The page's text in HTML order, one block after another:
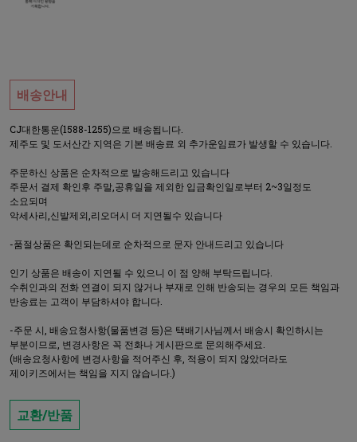
배송안내
CJ대한통운(1588-1255)으로 배송됩니다.
제주도 및 도서산간 지역은 기본 배송료 외 추가운임료가 발생할 수 있습니다.
주문하신 상품은 순차적으로 발송해드리고 있습니다
주문서 결제 확인후 주말,공휴일을 제외한 입금확인일로부터 2~3일정도
소요되며
악세사리,신발제외,리오더시 더 지연될수 있습니다
-품절상품은 확인되는데로 순차적으로 문자 안내드리고 있습니다
인기 상품은 배송이 지연될 수 있으니 이 점 양해 부탁드립니다.
수취인과의 전화 연결이 되지 않거나 부재로 인해 반송되는 경우의 모든 책임과
반송료는 고객이 부담하셔야 합니다.
-주문 시, 배송요청사항(물품변경 등)은 택배기사님께서 배송시 확인하시는
부분이므로, 변경사항은 꼭 전화나 게시판으로 문의해주세요.
(배송요청사항에 변경사항을 적어주신 후, 적용이 되지 않았더라도
제이키즈에서는 책임을 지지 않습니다.)
교환/반품